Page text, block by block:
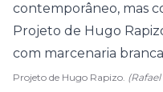
Projeto de Hugo Rapizo.